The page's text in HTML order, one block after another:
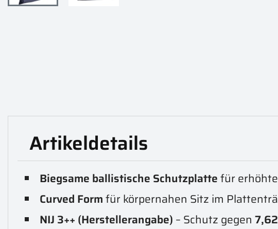
Artikeldetails
Biegsame ballistische Schutzplattefür
Curved Formfür körpernahen Sitz im
NIJ 3++ (Herstellerangabe) – Schutz gegen